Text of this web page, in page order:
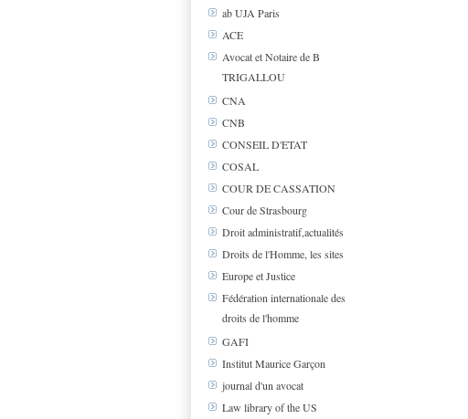
ab UJA Paris
ACE
Avocat et Notaire de B
TRIGALLOU
CNA
CNB
CONSEIL D'ETAT
COSAL
COUR DE CASSATION
Cour de Strasbourg
Droit administratif,actualités
Droits de l'Homme, les sites
Europe et Justice
Fédération internationale des
droits de l'homme
GAFI
Institut Maurice Garçon
journal d'un avocat
Law library of the US